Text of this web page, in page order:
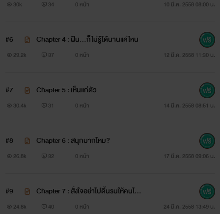
‘เพื่อน’ คำเดียวที่มีหลากหลายความรู้สึกดี ๆ
กล่าวคือบุคคลสองคนหรือมากกว่านั้นมีความรู้สึกดี ๆ ให้กัน
ดูแลกัน ปกป้องกัน ปลอบใจกัน ช่วยเหลือกัน
…‘เพื่อน’ คำพูดเพียงคำเดียวแต่ความหมายหลากหลาย…
ดอั้นใจ
30k 34 0 หน้า 10 มี.ค. 2558 08:00 น.
#6 Chapter 4 : ฝืน...ก็ไม่รู้ได้นานแค่ไหน
29.2k 37 0 หน้า 12 มี.ค. 2558 11:30 น.
#7 Chapter 5 : เห็นแก่ตัว
30.4k 31 0 หน้า 14 มี.ค. 2558 08:51 น.
#8 Chapter 6 : สนุกมากไหม?
26.8k 32 0 หน้า 17 มี.ค. 2558 09:06 น.
#9
Chapter 7 : สั่งใจอย่าไปดิ้นรนให้คนไม่รั
กกัน
24.8k 40 0 หน้า 24 มี.ค. 2558 13:49 น.